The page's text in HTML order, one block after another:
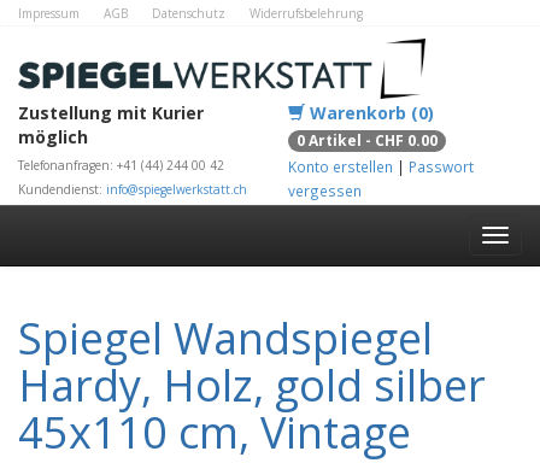
Impressum AGB Datenschutz
Widerrufsbelehrung
Zustellung mit Kurier
möglich
Telefonanfragen: +41 (44) 244 00 42
Kundendienst: info@spiegelwerkstatt.ch
Warenkorb (0)
0 Artikel - CHF 0.00
Konto erstellen | Passwort
vergessen
Spiegel Wandspiegel
Hardy, Holz, gold silber
45x110 cm, Vintage